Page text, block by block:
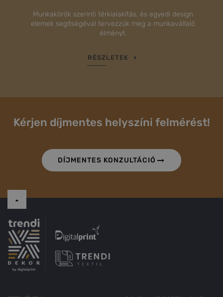
Munkakörök szerinti térkialakítás, és egyedi design
elemek segítségéval tervezzük meg a munkavállaló
élményt.
RÉSZLETEK
Kérjen díjmentes helyszíni felmérést!
DÍJMENTES KONZULTÁCIÓ